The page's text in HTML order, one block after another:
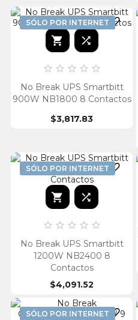
SÓLO POR INTERNET 
 
    
No Break UPS Smartbitt
900W NB1800 8 Contactos
$3,817.83
SÓLO POR INTERNET 
 
    
No Break UPS Smartbitt
1200W NB2400 8
Contactos
$4,091.52
SÓLO POR INTERNET 